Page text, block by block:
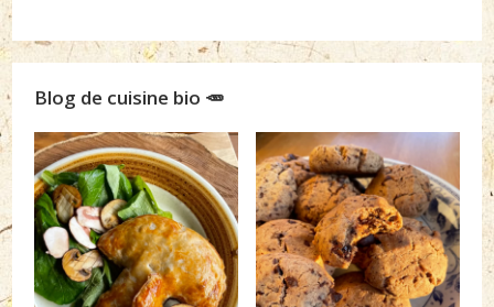
Blog de cuisine bio 🥕